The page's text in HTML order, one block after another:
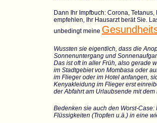
Dann Ihr Impfbuch: Corona,
empfehlen, Ihr Hausarzt berät Sie.
unbedingt meine
Wussten sie eigentlich, dass die
Sonnenuntergang und
Das ist oft in aller Früh, also gerade
im Stadtgebiet von Mombasa oder
im Flieger oder im Hotel anfangen,
Kenyakleidung im Flieger erst
der Abfahrt am Urlaubsende mit
Bedenken sie auch den Worst-
Flüssigkeiten (Tropfen u.ä.) in eine